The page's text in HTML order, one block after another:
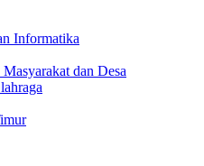
Informatika
dan Desa